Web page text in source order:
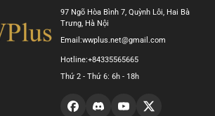
97 Ngõ Hòa Bình 7, Quỳnh Lôi, Hai Bà
Trưng, Hà Nội
Email:wwplus.net@gmail.com
Hotline:+84335565665
Thứ 2 - Thứ 6: 6h - 18h